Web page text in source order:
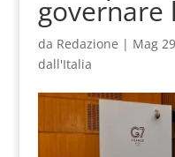
governare
da Redazione | Mag
dall'Italia